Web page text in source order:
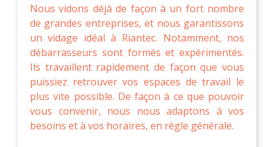
Nous vidons déjà de façon à un fort nombre
de grandes entreprises, et nous garantissons
un vidage idéal à Riantec. Notamment, nos
débarrasseurs sont formés et expérimentés.
Ils travaillent rapidement de façon que vous
puissiez retrouver vos espaces de travail le
plus vite possible. De façon à ce que pouvoir
vous convenir, nous nous adaptons à vos
besoins et à vos horaires, en règle générale.